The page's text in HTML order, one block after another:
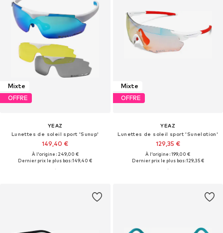
Mixte
OFFRE
YEAZ
Lunettes de soleil sport 'Sunup'
149,40 €
À l'origine : 249,00 €
Dernier prix le plus bas :149,40 €
Mixte
OFFRE
YEAZ
Lunettes de soleil sport 'Sunelation'
129,35 €
À l'origine : 199,00 €
Dernier prix le plus bas :129,35 €